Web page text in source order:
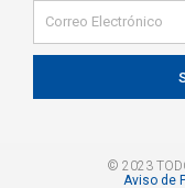
© 2023
Aviso de